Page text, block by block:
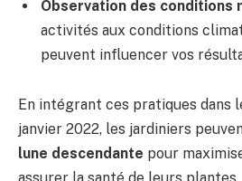
Observation des conditions
activités aux conditions
peuvent influencer vos
En intégrant ces pratiques dans
janvier 2022, les jardiniers
lune descendante pour